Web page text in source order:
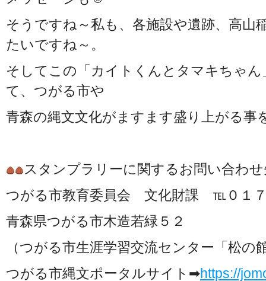
そうですね～私も、各施設や遺跡、高山
たいですね～。
そしてこの「カイトくんとタマキちゃ
て、つがる市や
青森の縄文文化がますます盛り上がる事
スタンプラリーに関するお問い合わせ
つがる市教育委員会 文化財課 ℡０１７
青森県つがる市木造若緑５２
（つがる市生涯学習交流センター「松の
つがる市縄文ポータルサイト➡https://